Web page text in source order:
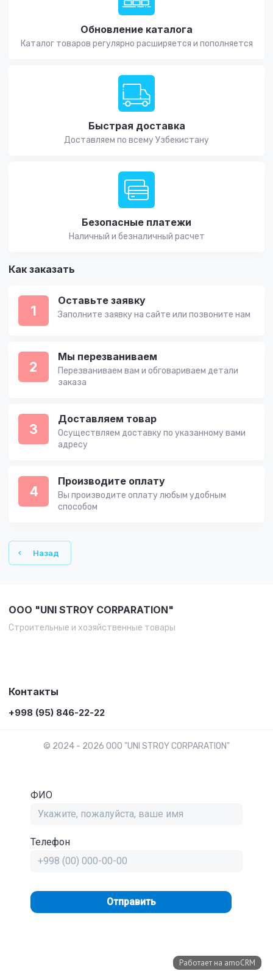
Обновление каталога
Каталог товаров регулярно расширяется и пополняется
Быстрая доставка
Доставляем по всему Узбекистану
Безопасные платежи
Наличный и безналичный расчет
Как заказать
1
Оставьте заявку
Заполните заявку на сайте или позвоните нам
2
Мы перезваниваем
Перезваниваем вам и обговариваем детали
заказа
3
Доставляем товар
Осуществляем доставку по указанному вами
адресу
4
Производите оплату
Вы производите оплату любым удобным
способом
Назад
OOO "UNI STROY CORPARATION"
Строительные и хозяйственные товары
Контакты
+998 (95) 846-22-22
© 2024 - 2026 OOO "UNI STROY CORPARATION"